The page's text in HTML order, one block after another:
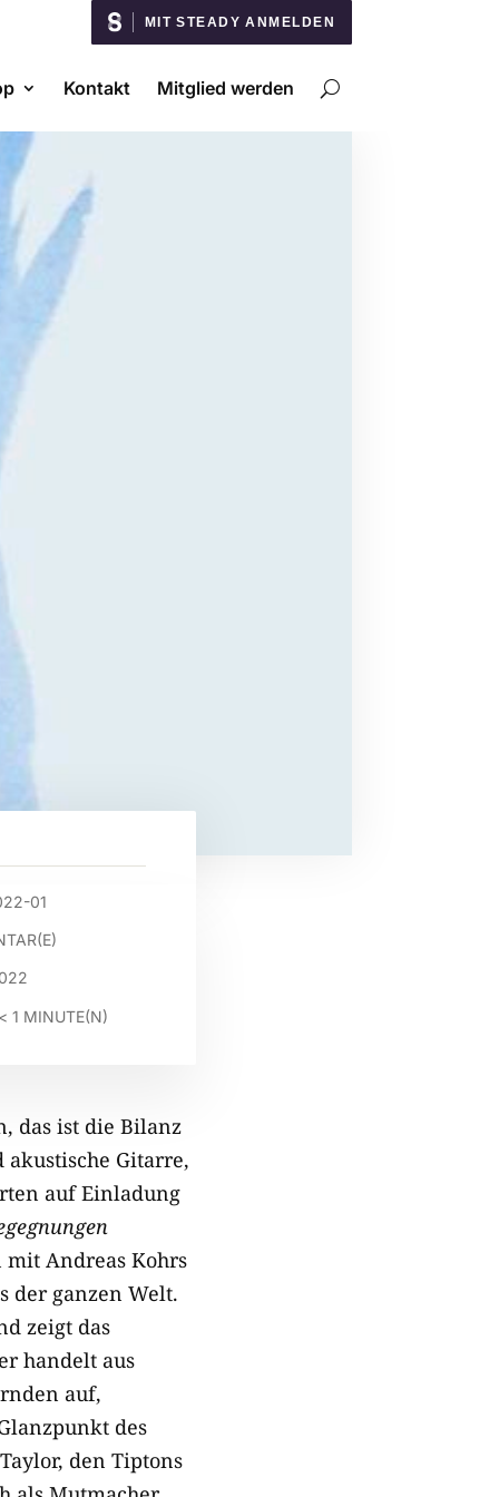
MIT STEADY ANMELDEN
Kontakt Mitglied werden
01
1 MINUTE(N)
das ist die Bilanz
Gitarre,
auf Einladung
mit Andreas Kohrs
der ganzen Welt.
zeigt das
handelt aus
auf,
des
den Tiptons